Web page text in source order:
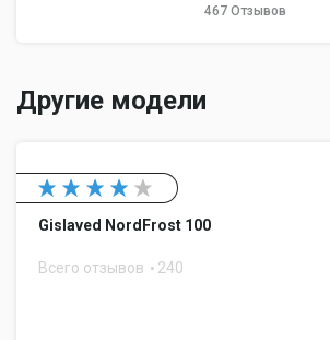
467 Отзывов
Другие модели
Gislaved NordFrost 100
Всего отзывов 240